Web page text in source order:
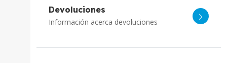
Devoluciones
Información acerca devoluciones